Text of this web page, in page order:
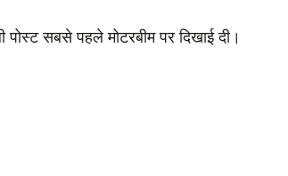
पोस्ट सबसे पहले मोटरबीम पर दिखाई दी।